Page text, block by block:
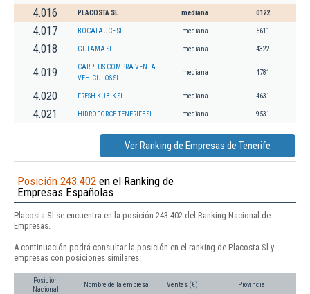
4.016 PLACOSTA SL mediana 0122
4.017 BOCATAUCE SL mediana 5611
4.018 GUFAMA SL. mediana 4322
4.019
CARPLUS COMPRA VENTA
VEHICULOS SL.
mediana 4781
4.020 FRESH KUBIK SL. mediana 4631
4.021 HIDROFORCE TENERIFE SL mediana 9531
Ver Ranking de Empresas de Tenerife
Posición 243.402 en el Ranking de
Empresas Españolas
Placosta Sl se encuentra en la posición 243.402 del Ranking Nacional de
Empresas.
A continuación podrá consultar la posición en el ranking de Placosta Sl y
empresas con posiciones similares:
Posición
Nacional
Nombre de la empresa Ventas (€) Provincia